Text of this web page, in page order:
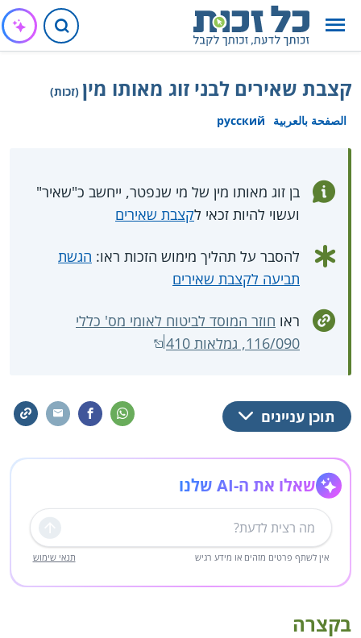
קצבת שאירים לבני זוג מאותו מין (זכות)
الصفحة بالعربية
русский
בן זוג מאותו מין של מי שנפטר, ייחשב כ"שאיר"
ועשוי להיות זכאי לקצבת שאירים
להסבר על תהליך מימוש הזכות ראו: הגשת
תביעה לקצבת שאירים
ראו חוזר המוסד לביטוח לאומי מס' כללי
116/090, גמלאות 410
תוכן עניינים
שאלו את ה-AI שלנו
שליחה
אין לשתף פרטים מזהים או מידע רגיש תנאי שימוש
בקצרה